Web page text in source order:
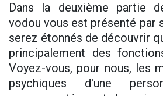
Dans la deuxième partie
vodou vous est présenté par
serez étonnés de découvrir
principalement des
Voyez-vous, pour nous, les
psychiques d'une